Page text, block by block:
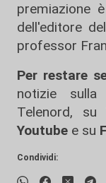
premiazione
dell'editore
professor
Per restare
notizie
Telenord, su
Youtube e su
Condividi: